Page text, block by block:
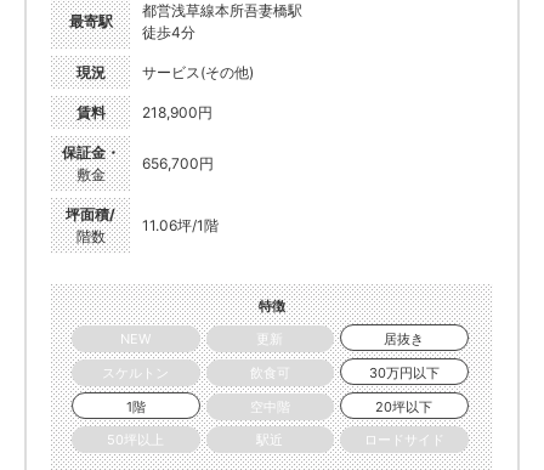
最寄駅
都営浅草線本所吾妻橋駅
徒歩4分
現況 サービス(その他)
賃料 218,900円
保証金・
敷金
656,700円
坪面積/
階数
11.06坪/1階
特徴
NEW
更新
居抜き
スケルトン
飲食可
30万円以下
1階
空中階
20坪以下
50坪以上
駅近 ロードサイド